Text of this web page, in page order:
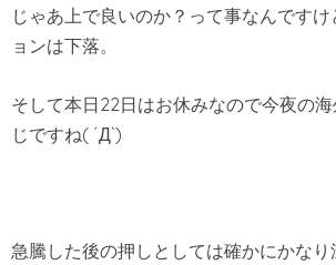
じゃあ上で良いのか？って事なんです
ョンは下落。
そして本日22日はお休みなので今夜の
じですね( ´Д`)
急騰した後の押しとしては確かにかなり